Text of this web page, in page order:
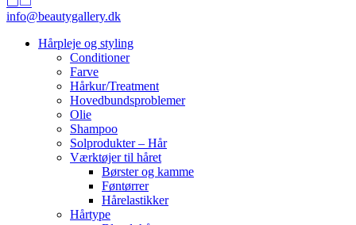
info@beautygallery.dk
Hårpleje og styling
Conditioner
Farve
Hårkur/Treatment
Hovedbundsproblemer
Olie
Shampoo
Solprodukter – Hår
Værktøjer til håret
Børster og kamme
Føntørrer
Hårelastikker
Hårtype